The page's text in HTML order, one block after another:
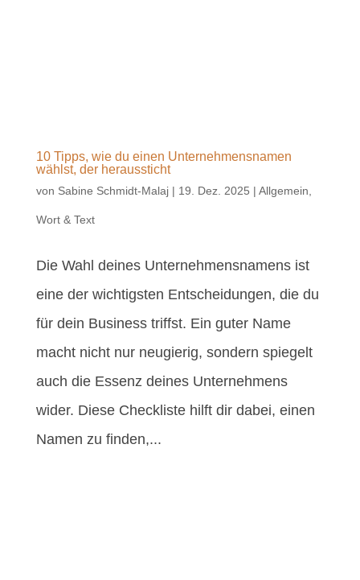
10 Tipps, wie du einen Unternehmensnamen
wählst, der heraussticht
von Sabine Schmidt-Malaj| 19. Dez. 2025 | Allgemein
Wort & Text
Die Wahl deines Unternehmensnamens ist
eine der wichtigsten Entscheidungen, die du
für dein Business triffst. Ein guter Name
macht nicht nur neugierig, sondern spiegelt
auch die Essenz deines Unternehmens
wider. Diese Checkliste hilft dir dabei, einen
Namen zu finden,...